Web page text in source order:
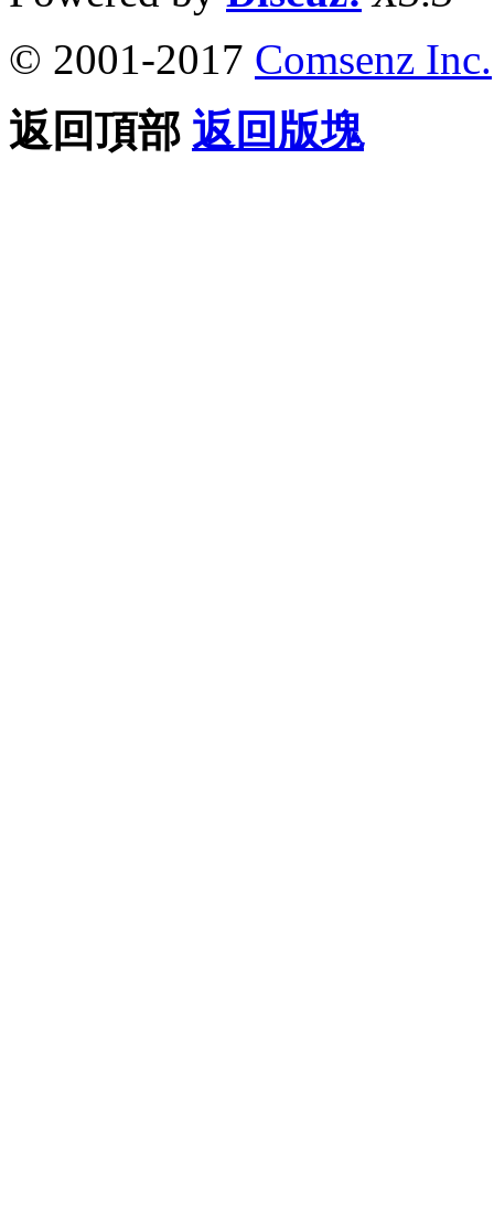
© 2001-2017 Comsenz Inc.
返回頂部 返回版塊